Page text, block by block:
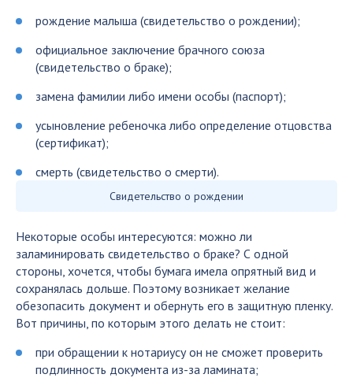
рождение малыша (свидетельство о рождении);
официальное заключение брачного союза
(свидетельство о браке);
замена фамилии либо имени особы (паспорт);
усыновление ребеночка либо определение отцовства
(сертификат);
смерть (свидетельство о смерти).
Свидетельство о рождении
Некоторые особы интересуются: можно ли
заламинировать свидетельство о браке? С одной
стороны, хочется, чтобы бумага имела опрятный вид и
сохранялась дольше. Поэтому возникает желание
обезопасить документ и обернуть его в защитную пленку.
Вот причины, по которым этого делать не стоит:
при обращении к нотариусу он не сможет проверить
подлинность документа из-за ламината;